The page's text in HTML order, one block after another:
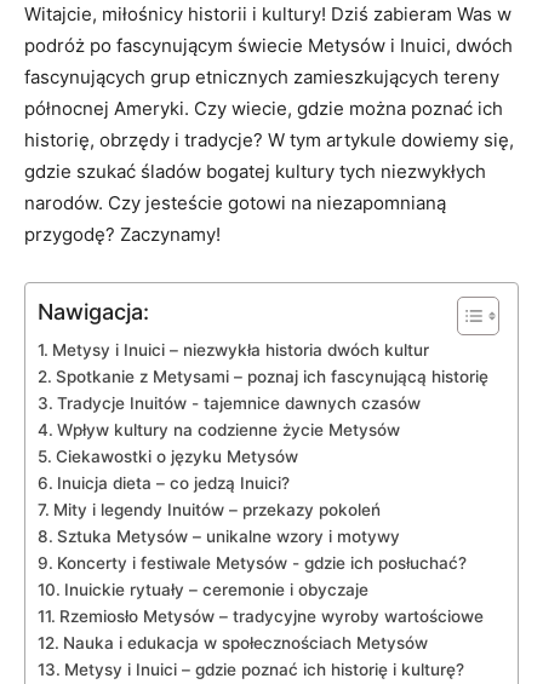
Witajcie,​ miłośnicy​ historii i ‍kultury! Dziś⁢ zabieram Was w
podróż po ​fascynującym świecie‌ Metysów‍ i Inuici, dwóch
fascynujących grup etnicznych ‍zamieszkujących ⁣tereny
północnej⁢ Ameryki. Czy ⁢wiecie, gdzie można poznać ich
historię, obrzędy i tradycje? W tym artykule dowiemy się,
⁤gdzie szukać śladów⁢ bogatej kultury ​tych niezwykłych
narodów. Czy jesteście gotowi na⁢ niezapomnianą
przygodę? Zaczynamy!
Nawigacja:
Metysy ​i Inuici – niezwykła⁣ historia dwóch kultur
Spotkanie z ⁢Metysami – poznaj ich fascynującą historię
Tradycje Inuitów ‌- tajemnice dawnych czasów
Wpływ kultury na codzienne życie Metysów
Ciekawostki⁤ o języku Metysów
Inuicja dieta – co ​jedzą Inuici?
Mity i legendy Inuitów – przekazy pokoleń
Sztuka ‍Metysów – unikalne wzory i motywy
Koncerty i‍ festiwale Metysów -​ gdzie ich posłuchać?
Inuickie⁤ rytuały – ceremonie i obyczaje
Rzemiosło Metysów – tradycyjne⁤ wyroby wartościowe
Nauka i edukacja w społecznościach Metysów
Metysy i Inuici⁤ – gdzie poznać‌ ich ‍historię i ⁢kulturę?